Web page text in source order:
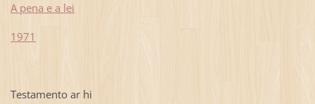
A pena e a lei
1971
Testamento ar hi